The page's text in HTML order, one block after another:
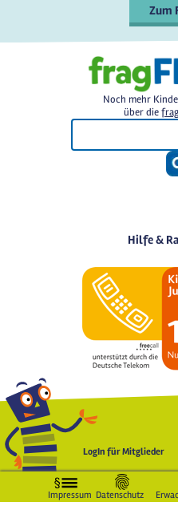
Zum
Noch mehr
über die
Hilfe &
LogIn für Mitglieder
Impressum Datenschutz